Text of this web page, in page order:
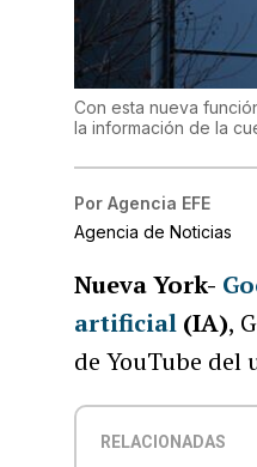
Con esta nueva
la información de la
Por Agencia EFE
Agencia de Noticias
Nueva York-
artificial (IA),
de YouTube del
RELACIONADAS